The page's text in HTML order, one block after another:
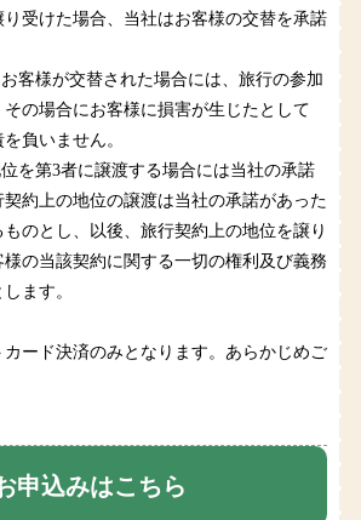
受けた場合、当社はお客様の交替を承諾
客様が交替された場合には、旅行の参加
の場合にお客様に損害が生じたとして
負いません。
を第3者に譲渡する場合には当社の承諾
約上の地位の譲渡は当社の承諾があった
のとし、以後、旅行契約上の地位を譲り
の当該契約に関する一切の権利及び義務
ます。
ード決済のみとなります。あらかじめご
申込みはこちら